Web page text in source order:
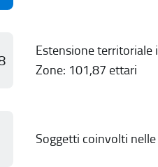
Estensione
Zone: 101,87 ettari
Soggetti coinvolti